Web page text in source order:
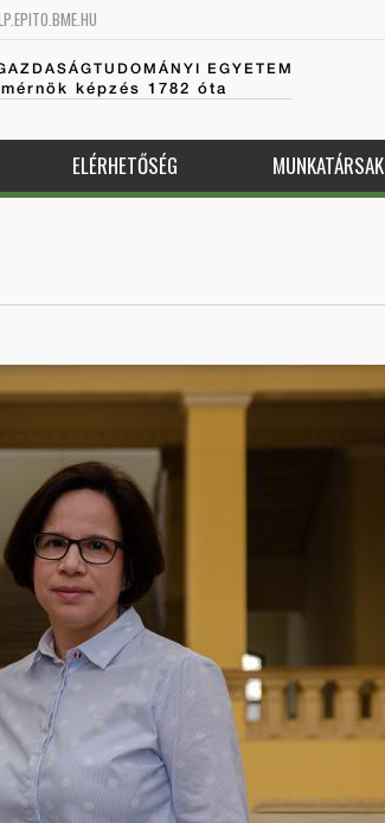
EGYETEM
képzés 1782 óta
ELÉRHETŐSÉG MUNKATÁRSAK